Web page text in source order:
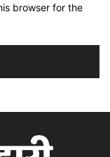
browser for the